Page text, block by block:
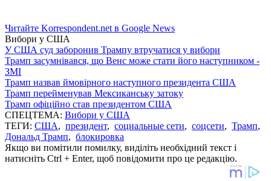
Читайте Korrespondent.net в Google News
Вибори у США
У США суд заборонив Трампу втручатися у вибори
Трамп засумнівався, що Венс може стати його наступником -
ЗМІ
Трамп назвав ймовірного наступного президента США
Трамп перейменував Мексиканську затоку
Трамп офіційно став президентом США
СПЕЦТЕМА: Вибори у США
ТЕГИ: США, президент, социальные сети, соцсети, Трамп,
Дональд Трамп, блокировка
Якщо ви помітили помилку, виділіть необхідний текст і
натисніть Ctrl + Enter, щоб повідомити про це редакцію.